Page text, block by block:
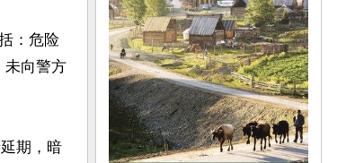
：危险
未向警方
期，暗